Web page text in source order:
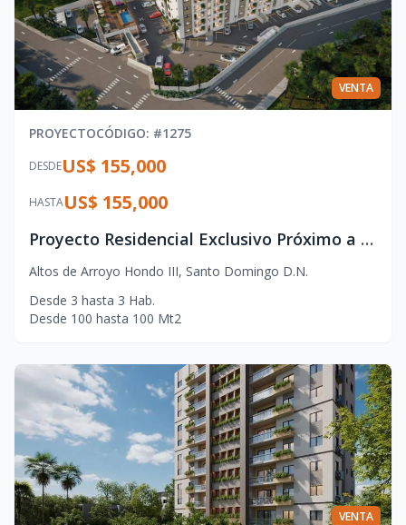
VENTA
PROYECTOCÓDIGO: #1275
DESDEUS$ 155,000
HASTAUS$ 155,000
Proyecto Residencial Exclusivo Próximo a la Embajada de EE. UU.
Altos de Arroyo Hondo III, Santo Domingo D.N.
Desde 3 hasta 3 Hab.
Desde 100 hasta 100 Mt2
VENTA